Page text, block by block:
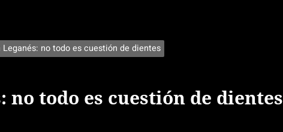
Leganés: no todo es cuestión de dientes
no todo es cuestión de dientes